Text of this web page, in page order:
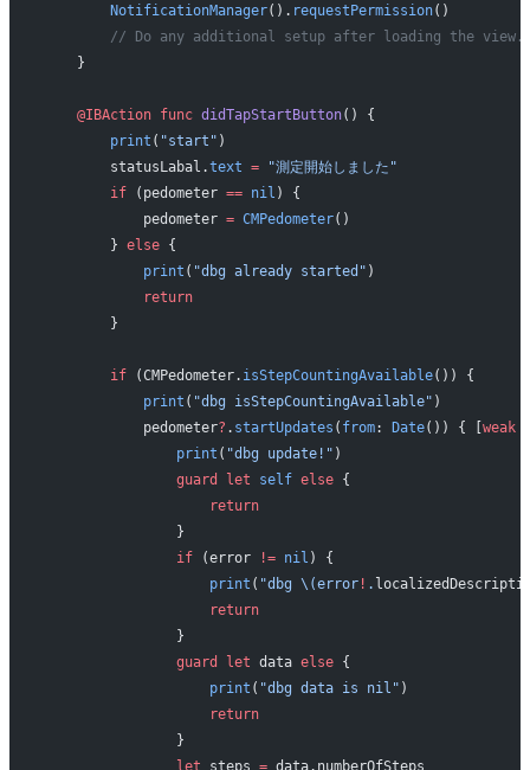
        NotificationManager
(). requestPermission()
        // Do any additional setup after loading the view.
    }
    @IBAction
func didTapStartButton() {
        print
( "start" )
        statusLabal.
text = "測定開始しました"
        if
(pedometer == nil ) {
            pedometer
= CMPedometer()
        }
else {
            print
( "dbg already started" )
            return
        }
        if
(CMPedometer. isStepCountingAvailable()) {
            print
( "dbg isStepCountingAvailable" )
            pedometer
? . startUpdates ( from: Date()) { [weak
                print
( "dbg update!" )
                guard
let self else {
                    return
                }
                if
(error != nil ) {
                    print
( "dbg \(error! .
                    return
                }
                guard
let data else {
                    print
( "dbg data is nil" )
                    return
                }
                let
steps = data.numberOfSteps